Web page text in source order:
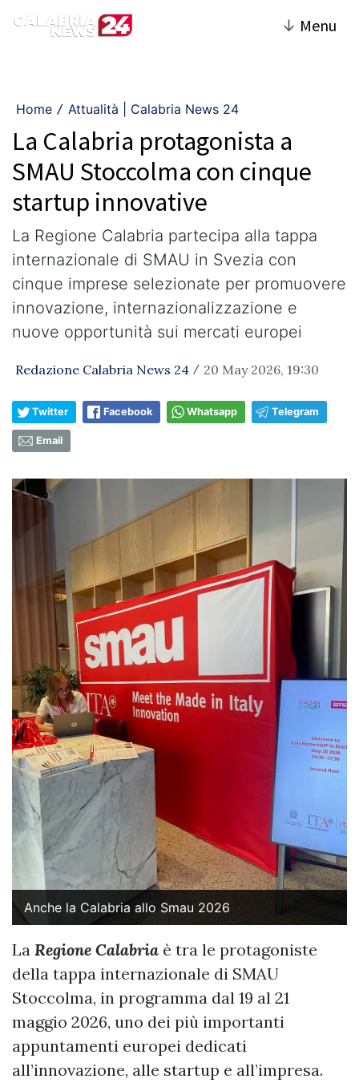
↓ Menu
Home / Attualità | Calabria News 24
La Calabria protagonista a
SMAU Stoccolma con cinque
startup innovative
La Regione Calabria partecipa alla tappa
internazionale di SMAU in Svezia con
cinque imprese selezionate per promuovere
innovazione, internazionalizzazione e
nuove opportunità sui mercati europei
Redazione Calabria News 24 / 20 May 2026, 19:30
Twitter Facebook Whatsapp Telegram
Email
Anche la Calabria allo Smau 2026
La Regione Calabria è tra le protagoniste
della tappa internazionale di SMAU
Stoccolma, in programma dal 19 al 21
maggio 2026, uno dei più importanti
appuntamenti europei dedicati
all’innovazione, alle startup e all’impresa.